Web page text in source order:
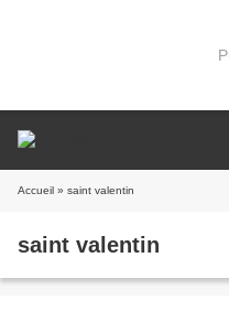
Accueil » saint valentin
saint valentin